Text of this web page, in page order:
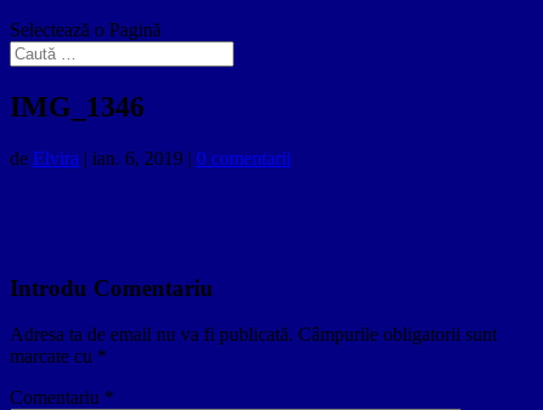
Selectează o Pagină
IMG_1346
de Elvira | ian. 6, 2019 | 0 comentarii
Introdu Comentariu
Adresa ta de email nu va fi publicată. Câmpurile obligatorii sunt
marcate cu *
Comentariu *